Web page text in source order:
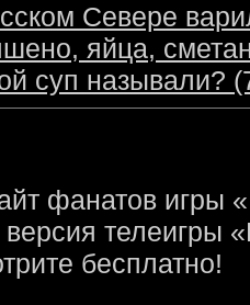
Севере
яйца,
суп называли?
фанатов игры
телеигры
бесплатно!